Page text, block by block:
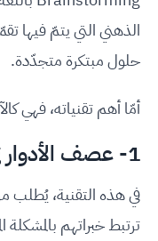
الذهني التي يتمّ فيها
حلول مبتكرة متجدّدة.
أمّا أهم تقنياته، فهي
1- عصف الأدوار Role Storming
في هذه التقنية، يُطلب
ترتبط خبراتهم